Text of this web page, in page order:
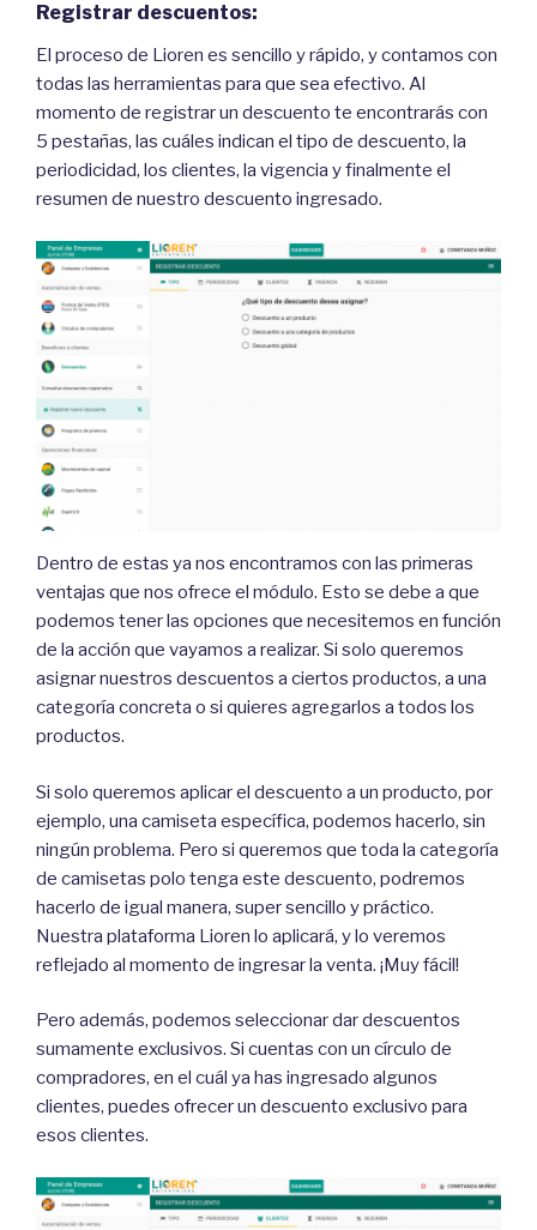
Registrar descuentos:
El proceso de Lioren es sencillo y rápido, y contamos con
todas las herramientas para que sea efectivo. Al
momento de registrar un descuento te encontrarás con
5 pestañas, las cuáles indican el tipo de descuento, la
periodicidad, los clientes, la vigencia y finalmente el
resumen de nuestro descuento ingresado.
Dentro de estas ya nos encontramos con las primeras
ventajas que nos ofrece el módulo. Esto se debe a que
podemos tener las opciones que necesitemos en función
de la acción que vayamos a realizar. Si solo queremos
asignar nuestros descuentos a ciertos productos, a una
categoría concreta o si quieres agregarlos a todos los
productos.
Si solo queremos aplicar el descuento a un producto, por
ejemplo, una camiseta específica, podemos hacerlo, sin
ningún problema. Pero si queremos que toda la categoría
de camisetas polo tenga este descuento, podremos
hacerlo de igual manera, super sencillo y práctico.
Nuestra plataforma Lioren lo aplicará, y lo veremos
reflejado al momento de ingresar la venta. ¡Muy fácil!
Pero además, podemos seleccionar dar descuentos
sumamente exclusivos. Si cuentas con un círculo de
compradores, en el cuál ya has ingresado algunos
clientes, puedes ofrecer un descuento exclusivo para
esos clientes.